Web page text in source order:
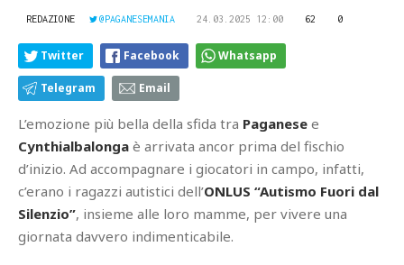
REDAZIONE @PAGANESEMANIA 24.03.2025 12:00 62 0
Twitter Facebook Whatsapp
Telegram Email
L’emozione più bella della sfida tra Paganese e
Cynthialbalonga è arrivata ancor prima del fischio
d’inizio. Ad accompagnare i giocatori in campo, infatti,
c’erano i ragazzi autistici dell’ONLUS “Autismo Fuori dal
Silenzio”, insieme alle loro mamme, per vivere una
giornata davvero indimenticabile.